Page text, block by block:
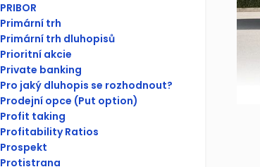
PRIBOR
Primární trh
Primární trh dluhopisů
Prioritní akcie
Private banking
Pro jaký dluhopis se rozhodnout?
Prodejní opce (Put option)
Profit taking
Profitability Ratios
Prospekt
Protistrana